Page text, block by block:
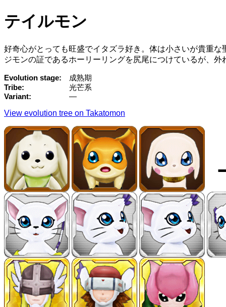
テイルモン
好奇心がとっても旺盛でイタズラ好き。体は小さいが貴重
ジモンの証であるホーリーリングを尻尾につけているが、
Evolution stage
成熟期
Tribe
光芒系
Variant
—
View evolution tree on Takatomon